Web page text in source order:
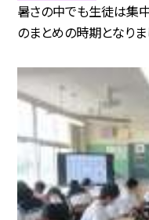
暑さの中でも生徒は集
のまとめの時期となりま